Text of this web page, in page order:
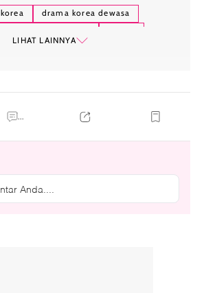
drama korea dewasa
LIHAT LAINNYA
...
Anda....